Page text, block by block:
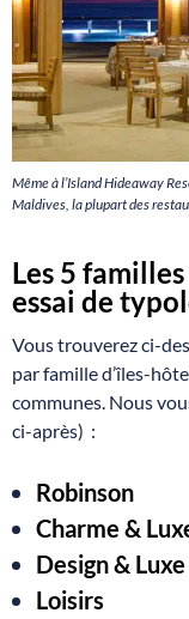
Même à l’Island Hideaway
Maldives, la plupart des
Les 5
essai de
Vous trouverez ci-
par famille d’îles-
communes. Nous
ci-après) :
Robinson
Charme &
Design & Luxe
Loisirs